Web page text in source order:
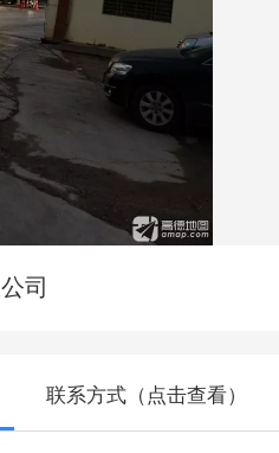
司
联系方式（点击查看）